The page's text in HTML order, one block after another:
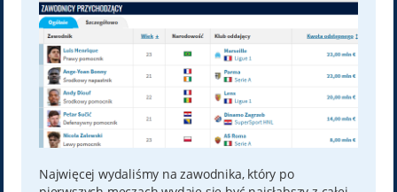
Najwięcej wydaliśmy na zawodnika, który po